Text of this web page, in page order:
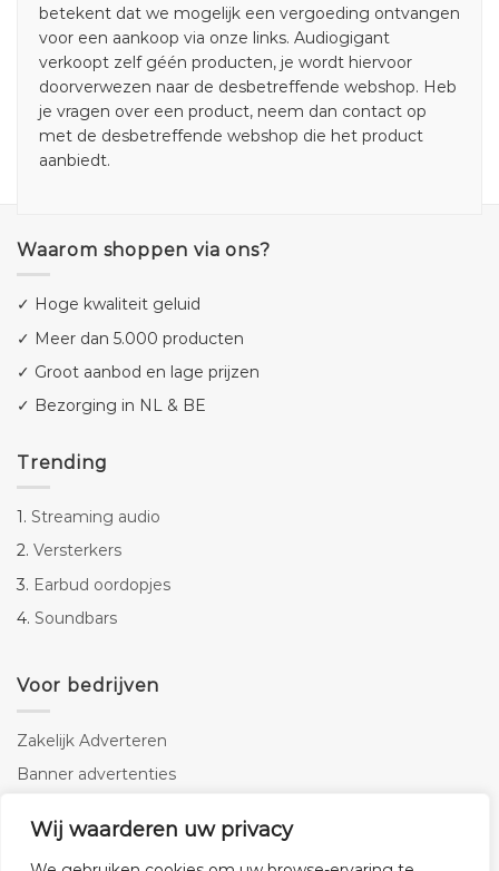
Wij waarderen uw privacy
betekent dat we mogelijk een vergoeding ontvangen
voor een aankoop via onze links. Audiogigant
verkoopt zelf géén producten, je wordt hiervoor
doorverwezen naar de desbetreffende webshop. Heb
je vragen over een product, neem dan contact op
met de desbetreffende webshop die het product
aanbiedt.
Waarom shoppen via ons?
✓ Hoge kwaliteit geluid
✓ Meer dan 5.000 producten
✓ Groot aanbod en lage prijzen
✓ Bezorging in NL & BE
Trending
1. Streaming audio
2. Versterkers
3. Earbud oordopjes
4. Soundbars
Voor bedrijven
Zakelijk Adverteren
Banner advertenties
SEO copywriting